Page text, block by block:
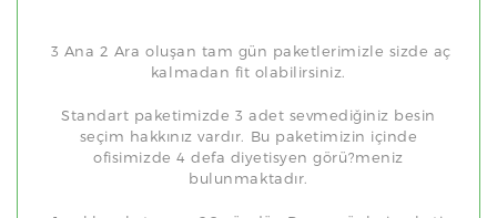
3 Ana 2 Ara oluşan tam gün paketlerimizle sizde aç
kalmadan fit olabilirsiniz.
Standart paketimizde 3 adet sevmediğiniz besin
seçim hakkınız vardır. Bu paketimizin içinde
ofisimizde 4 defa diyetisyen görü?meniz
bulunmaktadır.